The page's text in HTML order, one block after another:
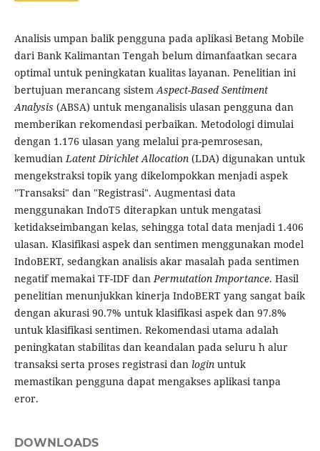
Analisis umpan balik pengguna pada aplikasi Betang Mobile
dari Bank Kalimantan Tengah belum dimanfaatkan secara
optimal untuk peningkatan kualitas layanan. Penelitian ini
bertujuan merancang sistemAspect-Based Sentiment
Analysis (ABSA) untuk menganalisis ulasan pengguna dan
memberikan rekomendasi perbaikan. Metodologi dimulai
dengan 1.176 ulasan yang melalui pra-pemrosesan,
kemudianLatent Dirichlet Allocation (LDA) digunakan untuk
mengekstraksi topik yang dikelompokkan menjadi aspek
"Transaksi" dan "Registrasi". Augmentasi data
menggunakan IndoT5 diterapkan untuk mengatasi
ketidakseimbangan kelas, sehingga total data menjadi 1.406
ulasan. Klasifikasi aspek dan sentimen menggunakan model
IndoBERT, sedangkan analisis akar masalah pada sentimen
negatif memakai TF-IDF danPermutation Importance. Hasil
penelitian menunjukkan kinerja IndoBERT yang sangat baik
dengan akurasi 90.7% untuk klasifikasi aspek dan 97.8%
untuk klasifikasi sentimen. Rekomendasi utama adalah
peningkatan stabilitas dan keandalan pada seluru h alur
transaksi serta proses registrasi dan login untuk
memastikan pengguna dapat mengakses aplikasi tanpa
eror.
DOWNLOADS